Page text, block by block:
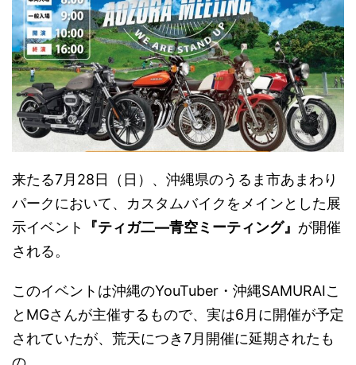
来たる7月28日（日）、沖縄県のうるま市あまわり
パークにおいて、カスタムバイクをメインとした展
示イベント
『ティガ二―青空ミーティング』 が開催
される。
このイベントは沖縄のYouTuber・沖縄SAMURAIこ
とMGさんが主催するもので、実は6月に開催が予定
されていたが、荒天につき7月開催に延期されたも